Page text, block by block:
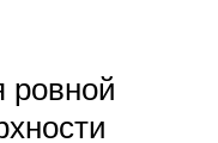
ровной